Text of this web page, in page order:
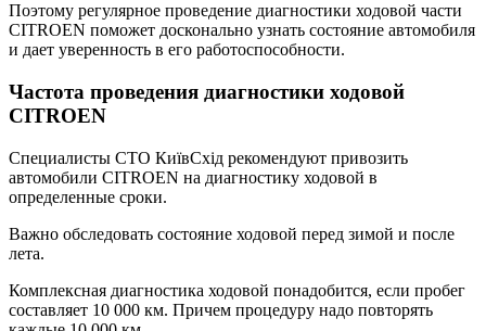
Поэтому регулярное проведение диагностики ходовой части
CITROEN поможет досконально узнать состояние автомобиля
и дает уверенность в его работоспособности.
Частота проведения диагностики ходовой
CITROEN
Специалисты СТО КиївСхід рекомендуют привозить
автомобили CITROEN на диагностику ходовой в
определенные сроки.
Важно обследовать состояние ходовой перед зимой и после
лета.
Комплексная диагностика ходовой понадобится, если пробег
составляет 10 000 км. Причем процедуру надо повторять